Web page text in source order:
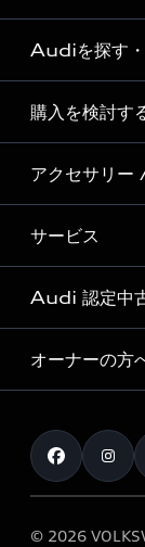
Audi ブランド
Story of
Audi Sport
Formula 1®
デジタルサービス
Audiを探す
ディーラー検索
新車在庫検索
試乗車・展示車
見積り依頼
試乗予約
購入を検討す
モデル一覧
特別仕様モデル
e-tronラインア
価格シミュレー
車両比較
カタログ一覧
アクセサリー
純正アクセサリー
オンラインショ
Audi collection
アウディナビア
サービス
サービス入庫予
サービスプログ
メンテナンス
車検 / 定期点検
e-tronアフター
Audi 認定中
Audi認定中古車
クオリティ
保証
メンテナンス
オーナーの方
お知らせ
オーナー様向け
© 2026